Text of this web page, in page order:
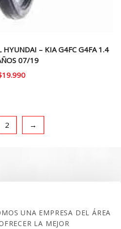
– KIA G4FC G4FA 1.4
07/19
19.990
2 →
UNA EMPRESA DEL ÁREA
LA MEJOR